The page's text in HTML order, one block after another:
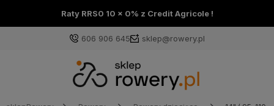
Raty RRS0 10 x 0% z Credit Agricole !
606 906 645 sklep@rowery.pl